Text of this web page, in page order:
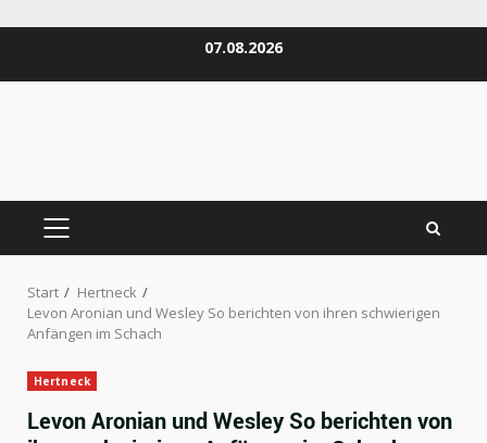
07.08.2026
PRIMÄRES
Start
Hertneck
Levon Aronian und Wesley So berichten von ihren schwierigen
Anfängen im Schach
Hertneck
Levon Aronian und Wesley So berichten von